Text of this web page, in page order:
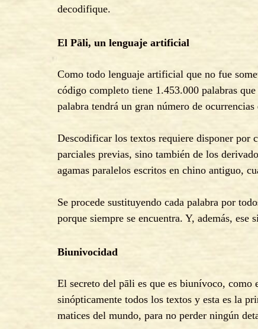
decodifique.
El Pāli, un lenguaje artificial
Como todo lenguaje artificial que no fue
código completo tiene 1.453.000 palabras
palabra tendrá un gran número de
Descodificar los textos requiere disponer por
parciales previas, sino también de los
agamas paralelos escritos en chino antiguo,
Se procede sustituyendo cada palabra por
porque siempre se encuentra. Y, además,
Biunivocidad
El secreto del pāli es que es biunívoco,
sinópticamente todos los textos y esta es la
matices del mundo, para no perder ningún